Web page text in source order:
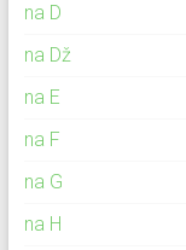
na D
na Dž
na E
na F
na G
na H